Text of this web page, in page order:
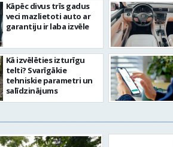
Kāpēc divus trīs gadus
veci mazlietoti auto ar
garantiju ir laba izvēle
Kā izvēlēties izturīgu
telti? Svarīgākie
tehniskie parametri un
salīdzinājums